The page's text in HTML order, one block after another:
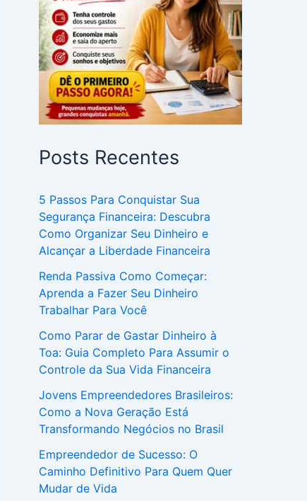
Posts Recentes
5 Passos Para Conquistar Sua
Segurança Financeira: Descubra
Como Organizar Seu Dinheiro e
Alcançar a Liberdade Financeira
Renda Passiva Como Começar:
Aprenda a Fazer Seu Dinheiro
Trabalhar Para Você
Como Parar de Gastar Dinheiro à
Toa: Guia Completo Para Assumir o
Controle da Sua Vida Financeira
Jovens Empreendedores Brasileiros:
Como a Nova Geração Está
Transformando Negócios no Brasil
Empreendedor de Sucesso: O
Caminho Definitivo Para Quem Quer
Mudar de Vida